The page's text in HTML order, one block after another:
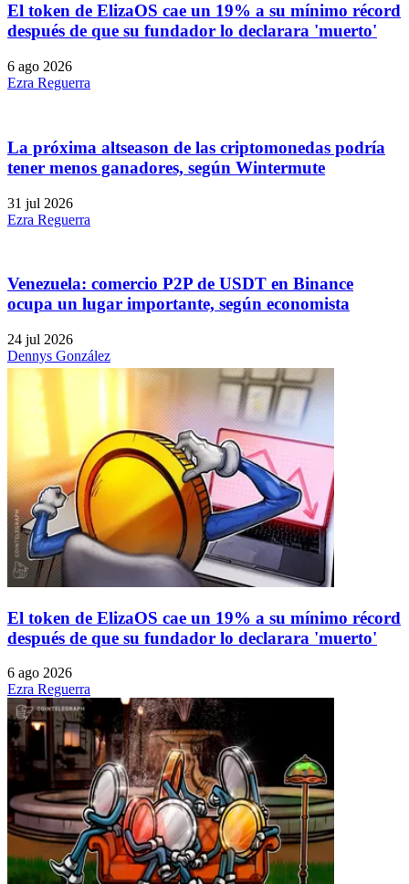
El token de ElizaOS cae un 19% a su mínimo récord
después de que su fundador lo declarara 'muerto'
6 ago 2026
Ezra Reguerra
La próxima altseason de las criptomonedas podría
tener menos ganadores, según Wintermute
31 jul 2026
Ezra Reguerra
Venezuela: comercio P2P de USDT en Binance
ocupa un lugar importante, según economista
24 jul 2026
Dennys González
El token de ElizaOS cae un 19% a su mínimo récord
después de que su fundador lo declarara 'muerto'
6 ago 2026
Ezra Reguerra